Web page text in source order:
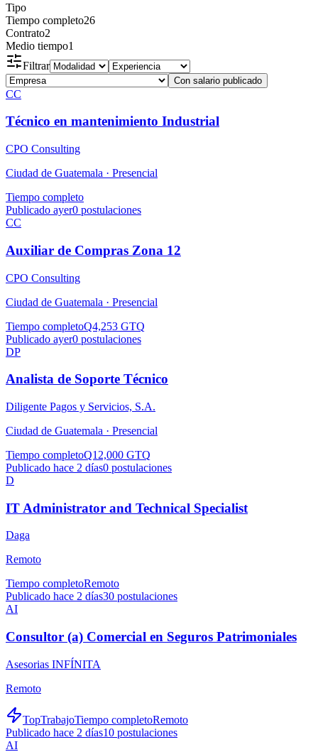
Tipo
Tiempo completo26
Contrato2
Medio tiempo1
Filtrar
Con salario publicado
CC
Técnico en mantenimiento Industrial
CPO Consulting
Ciudad de Guatemala · Presencial
Tiempo completo
Publicado ayer0 postulaciones
CC
Auxiliar de Compras Zona 12
CPO Consulting
Ciudad de Guatemala · Presencial
Tiempo completoQ4,253 GTQ
Publicado ayer0 postulaciones
DP
Analista de Soporte Técnico
Diligente Pagos y Servicios, S.A.
Ciudad de Guatemala · Presencial
Tiempo completoQ12,000 GTQ
Publicado hace 2 días0 postulaciones
D
IT Administrator and Technical Specialist
Daga
Remoto
Tiempo completoRemoto
Publicado hace 2 días30 postulaciones
AI
Consultor (a) Comercial en Seguros Patrimoniales
Asesorias INFÍNITA
Remoto
TopTrabajoTiempo completoRemoto
Publicado hace 2 días10 postulaciones
AI